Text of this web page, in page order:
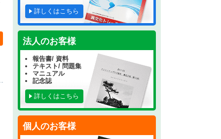
詳しくはこちら
法人のお客様
報告書/ 資料
テキスト/ 問題集
マニュアル
記念誌
詳しくはこちら
個人のお客様